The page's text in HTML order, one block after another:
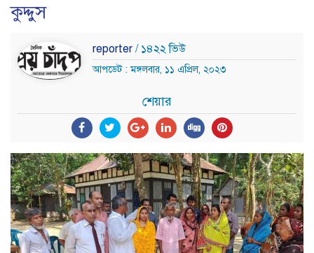
কুদ্দুস
reporter / ১৪২২ ভিউ
আপডেট : মঙ্গলবার, ১১ এপ্রিল, ২০২৩
শেয়ার